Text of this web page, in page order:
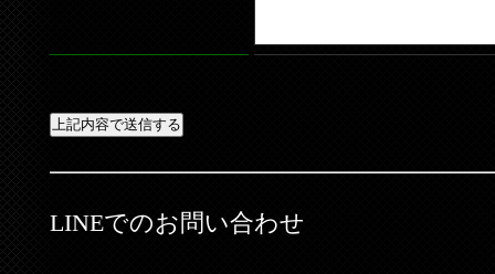
LINEでのお問い合わせ